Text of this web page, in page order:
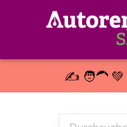
✍️ 🧑‍🦱 💚
Durchsuchen